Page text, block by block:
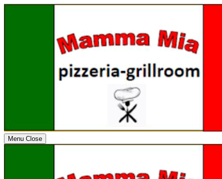
Menu Close